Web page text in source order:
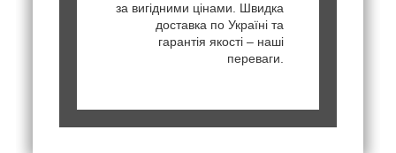
за вигідними цінами. Швидка
доставка по Україні та
гарантія якості – наші
переваги.